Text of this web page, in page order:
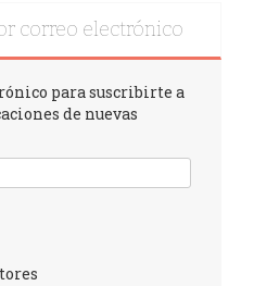
correo electrónico
para suscribirte a
de nuevas